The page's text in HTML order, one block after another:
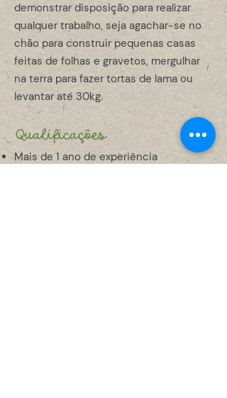
demonstrar disposição para realizar
qualquer trabalho, seja agachar-se no
chão para construir pequenas casas
feitas de folhas e gravetos, mergulhar
na terra para fazer tortas de lama ou
levantar até 30kg.
Qualificações
Mais de 1 ano de experiência